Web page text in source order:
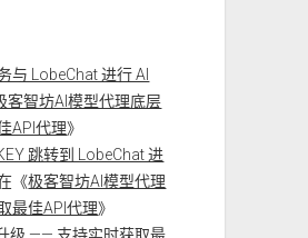
与 LobeChat 进行 AI
客智坊AI模型代理底层
API代理》
跳转到 LobeChat 进
《极客智坊AI模型代理
最佳API代理》